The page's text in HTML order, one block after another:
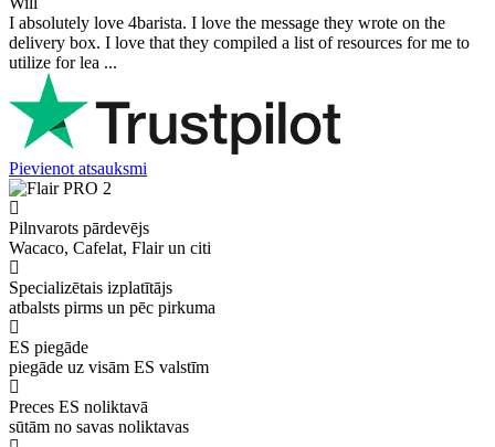
I absolutely love 4barista. I love the message they wrote on the
delivery box. I love that they compiled a list of resources for me to
utilize for lea ...
Pievienot atsauksmi
Pilnvarots pārdevējs
Wacaco, Cafelat, Flair un citi
Specializētais izplatītājs
atbalsts pirms un pēc pirkuma
ES piegāde
piegāde uz visām ES valstīm
Preces ES noliktavā
sūtām no savas noliktavas